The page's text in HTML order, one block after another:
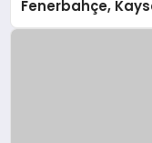
Fenerbahçe,